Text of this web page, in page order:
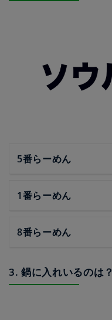
5番らーめん
1番らーめん
8番らーめん
3. 鍋に入れいるのは？